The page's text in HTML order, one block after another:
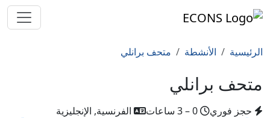
الرئيسية الأنشطة متحف برانلي
متحف برانلي
حجز فوري الفرنسية, الإنجليزية